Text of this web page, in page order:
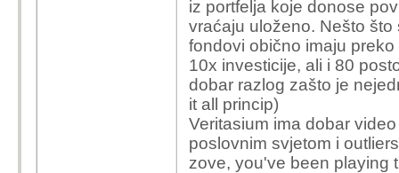
iz portfelja koje donose
vraćaju uloženo. Nešto što
fondovi obično imaju
10x investicije, ali i 80
dobar razlog zašto je
it all princip)
Veritasium ima dobar
poslovnim svjetom i
zove, you've been playing